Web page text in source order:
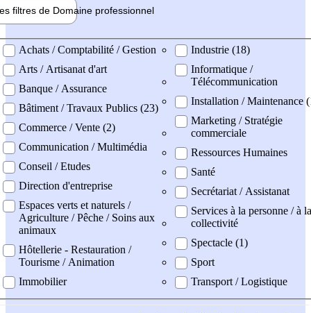
filtres de Domaine professionnel
professionel
Achats / Comptabilité / Gestion
Arts / Artisanat d'art
Banque / Assurance
Bâtiment / Travaux Publics (23)
Commerce / Vente (2)
Communication / Multimédia
Conseil / Etudes
Direction d'entreprise
Espaces verts et naturels /
Agriculture / Pêche / Soins aux
animaux
Hôtellerie - Restauration /
Tourisme / Animation
Immobilier
Industrie (18)
Informatique /
Télécommunication
Installation / Maintenance
Marketing / Stratégie
commerciale
Ressources Humaines
Santé
Secrétariat / Assistanat
Services à la personne / à la
collectivité
Spectacle (1)
Sport
Transport / Logistique